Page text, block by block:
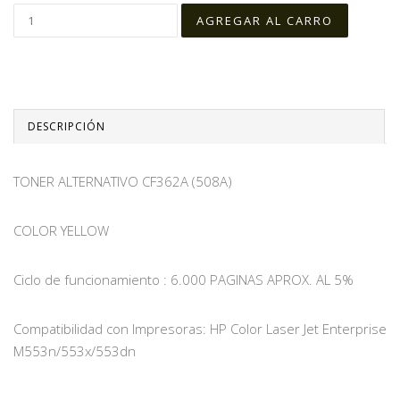
DESCRIPCIÓN
TONER ALTERNATIVO CF362A (508A)
COLOR YELLOW
Ciclo de funcionamiento : 6.000 PAGINAS APROX. AL 5%
Compatibilidad con Impresoras: HP Color Laser Jet Enterprise
M553n/553x/553dn